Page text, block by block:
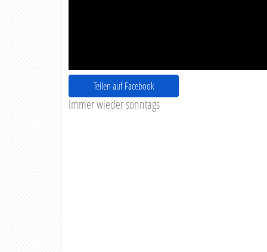
Teilen auf Facebook
Immer wieder sonntags